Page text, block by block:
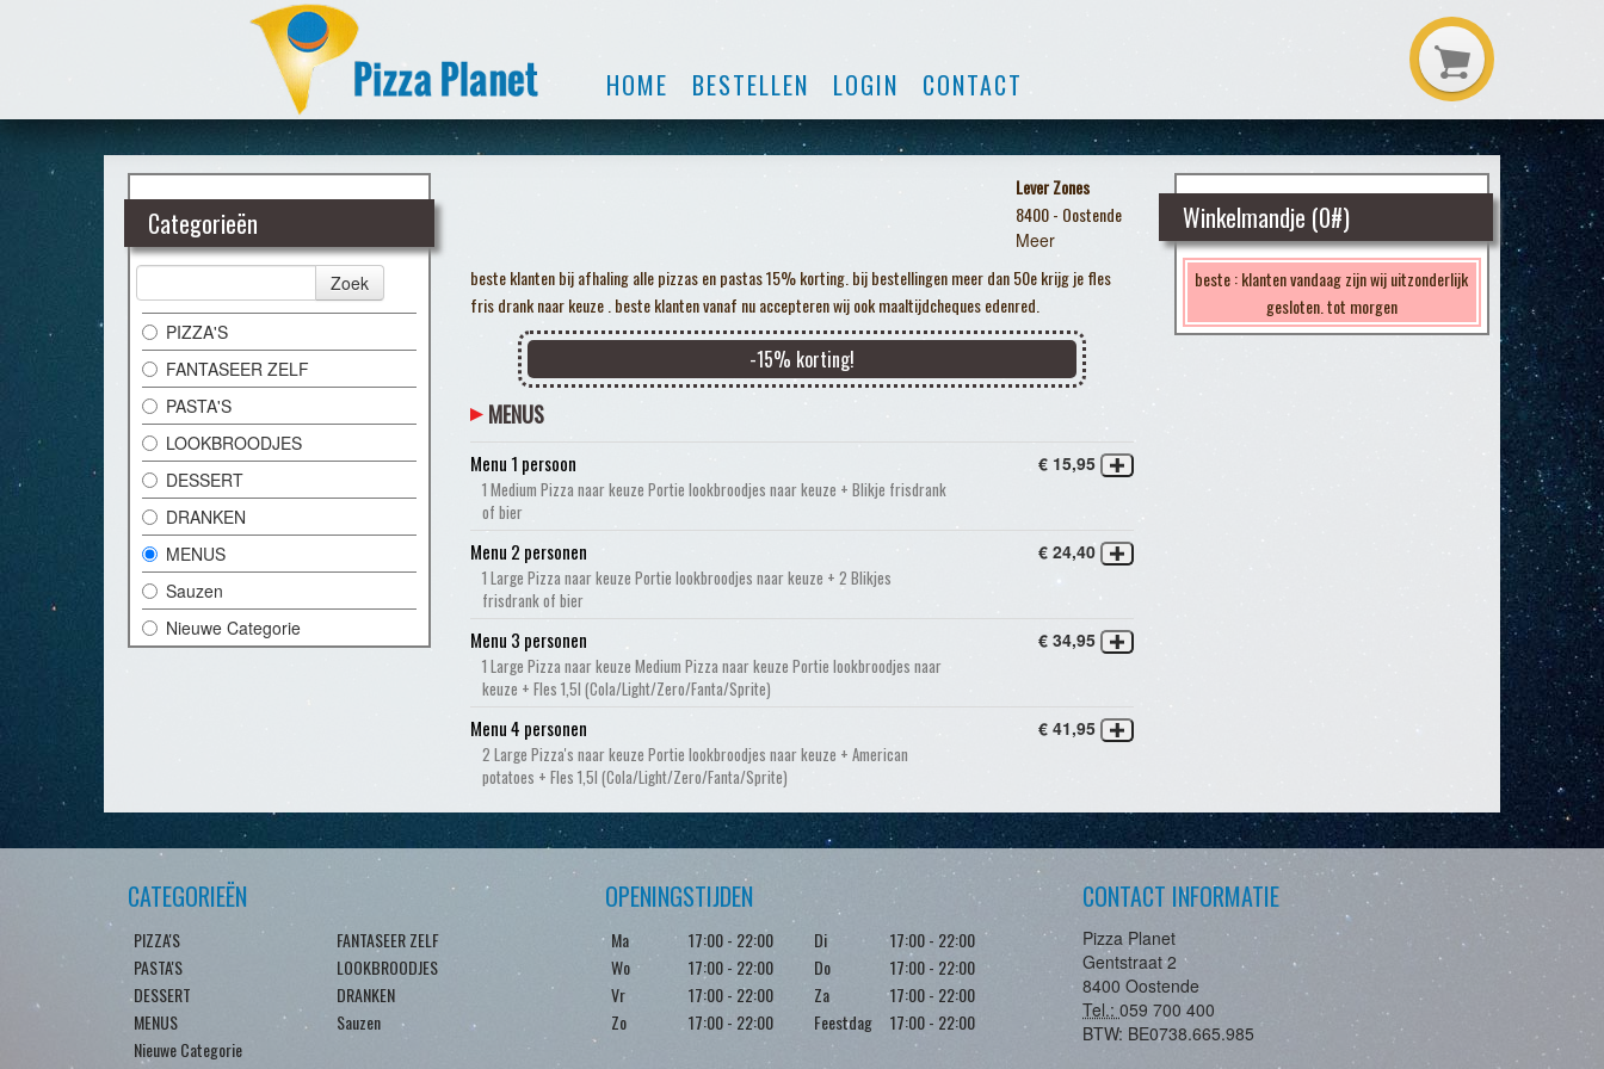
HOME BESTELLEN LOGIN CONTACT
Categorieën
Zoek
PIZZA'S
FANTASEER ZELF
PASTA'S
LOOKBROODJES
DESSERT
DRANKEN
MENUS
Sauzen
Nieuwe Categorie
Lever Zones
8400 - Oostende
Meer
beste klanten bij afhaling alle pizzas en pastas 15% korting. bij bestellingen meer dan 50e krijg je fles
fris drank naar keuze . beste klanten vanaf nu accepteren wij ook maaltijdcheques edenred.
-15% korting!
MENUS
Menu 1 persoon
1 Medium Pizza naar keuze Portie lookbroodjes naar keuze + Blikje frisdrank
of bier
€ 15,95
Menu 2 personen
1 Large Pizza naar keuze Portie lookbroodjes naar keuze + 2 Blikjes
frisdrank of bier
€ 24,40
Menu 3 personen
1 Large Pizza naar keuze Medium Pizza naar keuze Portie lookbroodjes naar
keuze + Fles 1,5l (Cola/Light/Zero/Fanta/Sprite)
€ 34,95
Menu 4 personen
2 Large Pizza's naar keuze Portie lookbroodjes naar keuze + American
potatoes + Fles 1,5l (Cola/Light/Zero/Fanta/Sprite)
€ 41,95
Winkelmandje (0#)
beste : klanten vandaag zijn wij uitzonderlijk
gesloten. tot morgen
CATEGORIEËN
PIZZA'S
FANTASEER ZELF
PASTA'S
LOOKBROODJES
DESSERT
DRANKEN
MENUS
Sauzen
Nieuwe Categorie
OPENINGSTIJDEN
Ma 17:00 - 22:00 Di
17:00 - 22:00
Wo
17:00 - 22:00 Do
17:00 - 22:00
Vr
17:00 - 22:00 Za
17:00 - 22:00
Zo
17:00 - 22:00 Feestdag 17:00 - 22:00
CONTACT INFORMATIE
Pizza Planet
Gentstraat 2
8400 Oostende
Tel.: 059 700 400
BTW: BE0738.665.985